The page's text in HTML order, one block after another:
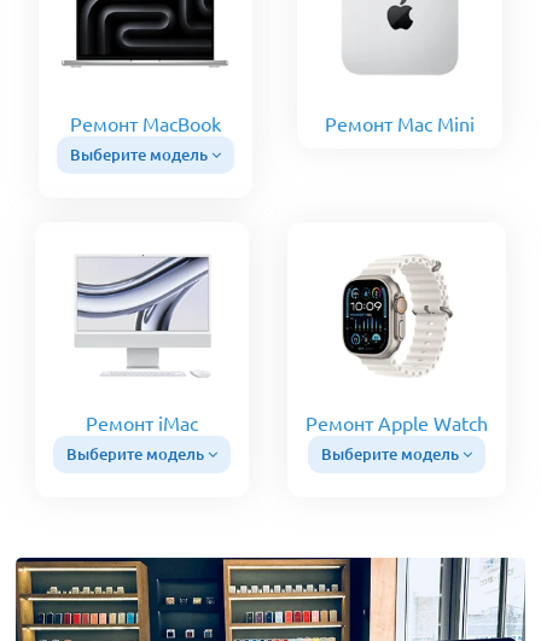
Ремонт MacBook
Выберите модель
Ремонт Mac Mini
Ремонт iMac
Выберите модель
Ремонт Apple Watch
Выберите модель